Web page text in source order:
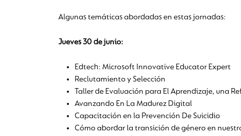
Algunas temáticas abordadas en estas jornadas:
Jueves 30 de junio:
Edtech: Microsoft Innovative Educator Expert
Reclutamiento y Selección
Taller de Evaluación para El Aprendizaje, una
Avanzando En La Madurez Digital
Capacitación en la Prevención De Suicidio
Cómo abordar la transición de género en